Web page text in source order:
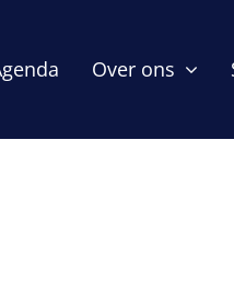
Over ons